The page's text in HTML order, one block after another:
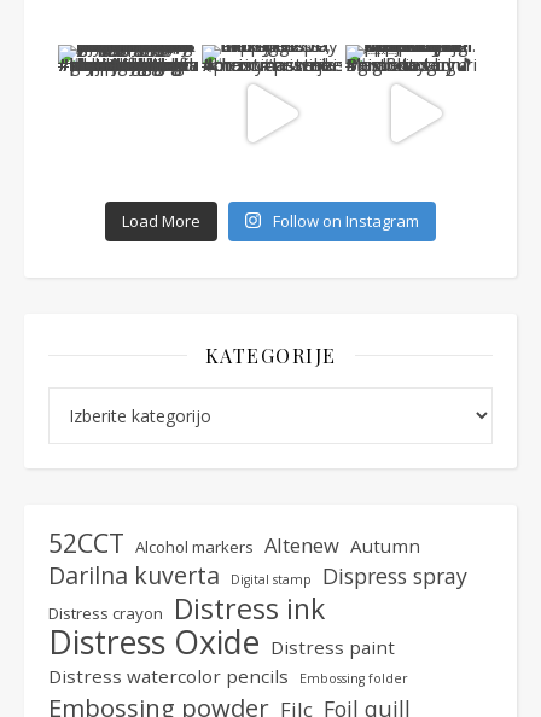
Load More Follow on Instagram
KATEGORIJE
52CCT Alcohol markers Altenew Autumn
Darilna kuverta Digital stamp Dispress spray
Distress crayon Distress ink
Distress Oxide Distress paint
Distress watercolor pencils
Embossing folder
Embossing powder Filc Foil quill